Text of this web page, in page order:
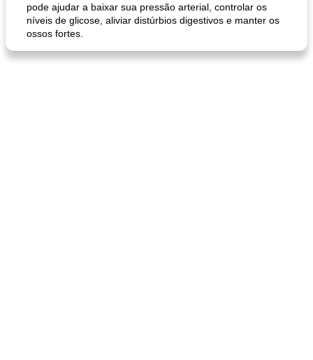
pode ajudar a baixar sua pressão arterial, controlar os
níveis de glicose, aliviar distúrbios digestivos e manter os
ossos fortes.